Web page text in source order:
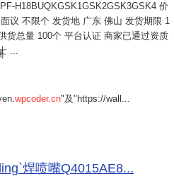
H18BUQKGSK1GSK2GSK3GSK4 价
议 不限个 发货地 广东 佛山 发货期限 1
货总量 100个 平台认证 商家已通过资质
...
wpcoder.cn"及"https://wall...
焊喷嘴Q4015AE8...